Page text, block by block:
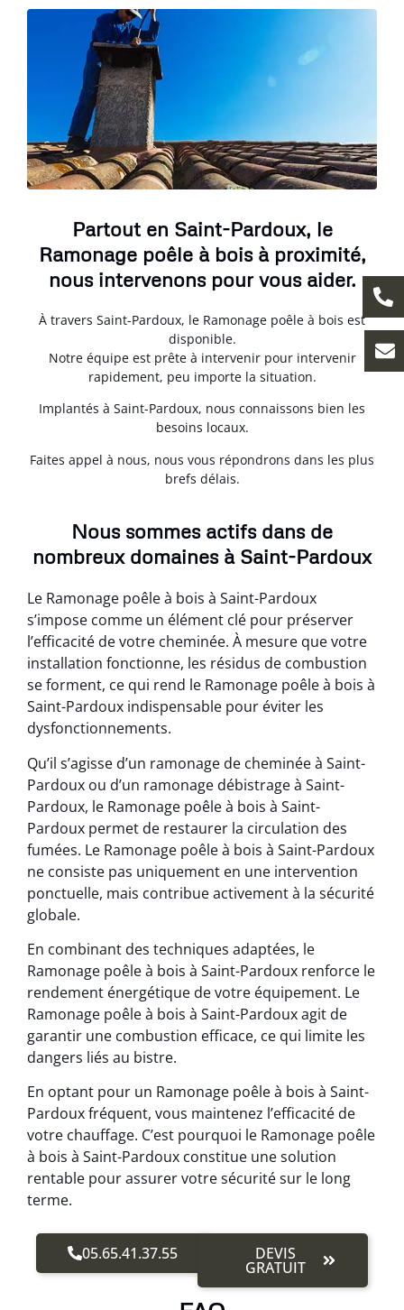
Partout en Saint-Pardoux, le
Ramonage poêle à bois à proximité,
nous intervenons pour vous aider.
À travers Saint-Pardoux, le Ramonage poêle à bois est
disponible.
Notre équipe est prête à intervenir pour intervenir
rapidement, peu importe la situation.
Implantés à Saint-Pardoux, nous connaissons bien les
besoins locaux.
Faites appel à nous, nous vous répondrons dans les plus
brefs délais.
Nous sommes actifs dans de
nombreux domaines à Saint-Pardoux
Le Ramonage poêle à bois à Saint-Pardoux
s’impose comme un élément clé pour préserver
l’efficacité de votre cheminée. À mesure que votre
installation fonctionne, les résidus de combustion
se forment, ce qui rend le Ramonage poêle à bois à
Saint-Pardoux indispensable pour éviter les
dysfonctionnements.
Qu’il s’agisse d’un ramonage de cheminée à Saint-
Pardoux ou d’un ramonage débistrage à Saint-
Pardoux, le Ramonage poêle à bois à Saint-
Pardoux permet de restaurer la circulation des
fumées. Le Ramonage poêle à bois à Saint-Pardoux
ne consiste pas uniquement en une intervention
ponctuelle, mais contribue activement à la sécurité
globale.
En combinant des techniques adaptées, le
Ramonage poêle à bois à Saint-Pardoux renforce le
rendement énergétique de votre équipement. Le
Ramonage poêle à bois à Saint-Pardoux agit de
garantir une combustion efficace, ce qui limite les
dangers liés au bistre.
En optant pour un Ramonage poêle à bois à Saint-
Pardoux fréquent, vous maintenez l’efficacité de
votre chauffage. C’est pourquoi le Ramonage poêle
à bois à Saint-Pardoux constitue une solution
rentable pour assurer votre sécurité sur le long
terme.
05.65.41.37.55 DEVIS
GRATUIT